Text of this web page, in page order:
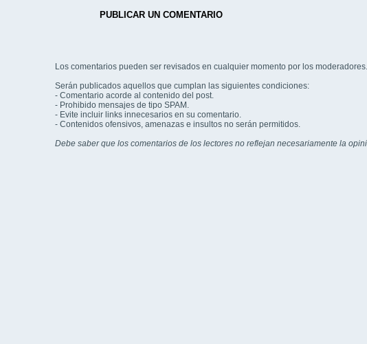
PUBLICAR UN COMENTARIO
Los comentarios pueden ser revisados en cualquier momento por los moderadores.
Serán publicados aquellos que cumplan las siguientes condiciones:
- Comentario acorde al contenido del post.
- Prohibido mensajes de tipo SPAM.
- Evite incluir links innecesarios en su comentario.
- Contenidos ofensivos, amenazas e insultos no serán permitidos.
Debe saber que los comentarios de los lectores no reflejan necesariamente la